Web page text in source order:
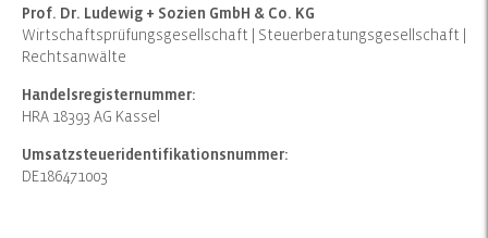
Prof. Dr. Ludewig + Sozien GmbH & Co. KG
Wirtschaftsprüfungsgesellschaft | Steuerberatungsgesellschaft |
Rechtsanwälte
Handelsregisternummer:
HRA 18393 AG Kassel
Umsatzsteueridentifikationsnummer:
DE186471003